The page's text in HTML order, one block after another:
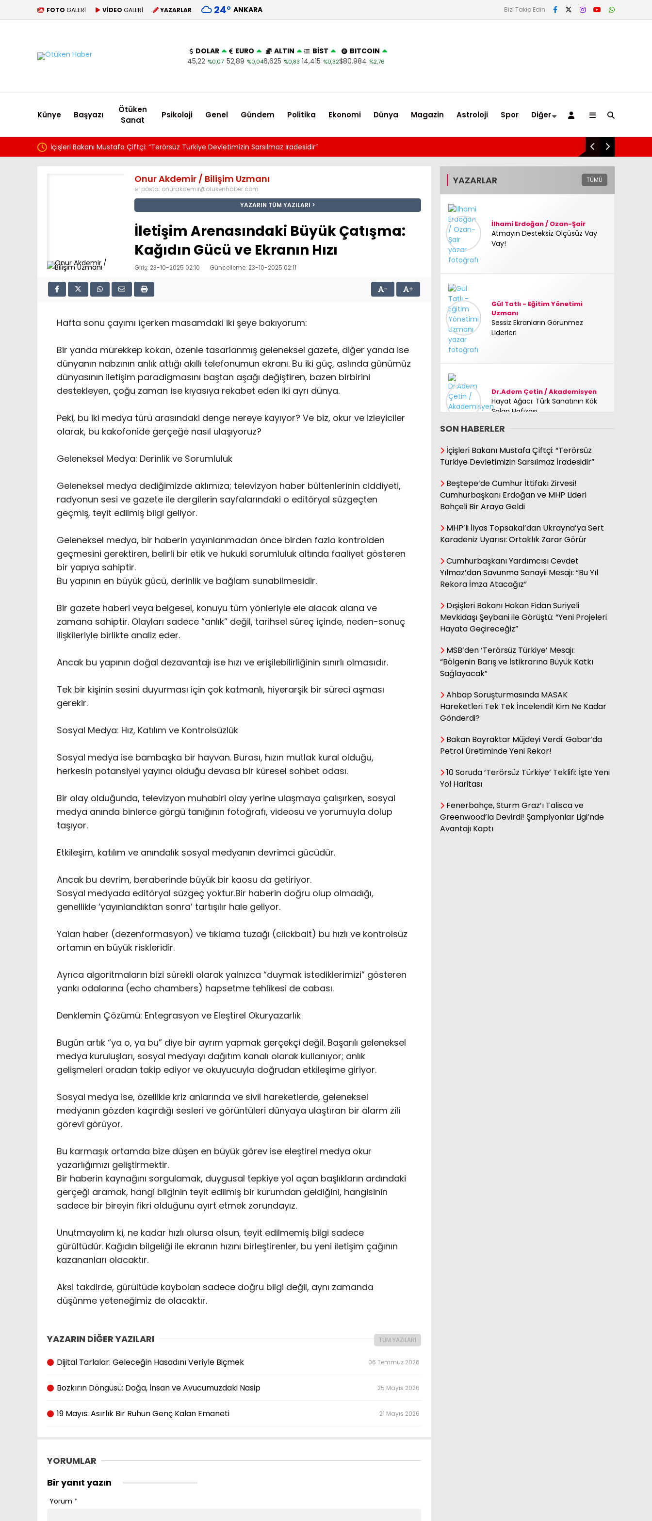
FOTO GALERİ VİDEO GALERİ YAZARLAR 24° ANKARA Bizi Takip Edin
DOLAR
45,22 %0,07
EURO
52,89 %0,04
ALTIN
6,625 %0,83
BİST
14,415 %0,32
BITCOIN
$80.984 %2,76
Künye Başyazı
Ötüken
Sanat
Psikoloji Genel Gündem Politika Ekonomi Dünya Magazin Astroloji Spor Diğer
Çiftçi: “Terörsüz Türkiye Devletimizin Sarsılmaz İradesidir” Beştepe’de Cumhur İttifakı Zirvesi! Cumhurbaşkanı Erdoğan ve MHP
Onur Akdemir / Bilişim Uzmanı
e-posta: onurakdemir@otukenhaber.com
YAZARIN TÜM YAZILARI
‎İletişim Arenasındaki Büyük Çatışma:
Kağıdın Gücü ve Ekranın Hızı
Giriş: 23-10-2025 02:10 Güncelleme: 23-10-2025 02:11
- +
‎Hafta sonu çayımı içerken masamdaki iki şeye bakıyorum:
Bir yanda mürekkep kokan, özenle tasarlanmış geleneksel gazete, diğer yanda ise
dünyanın nabzının anlık attığı akıllı telefonumun ekranı. Bu iki güç, aslında günümüz
dünyasının iletişim paradigmasını baştan aşağı değiştiren, bazen birbirini
destekleyen, çoğu zaman ise kıyasıya rekabet eden iki ayrı dünya.
Peki, bu iki medya türü arasındaki denge nereye kayıyor? Ve biz, okur ve izleyiciler
olarak, bu kakofonide gerçeğe nasıl ulaşıyoruz?
‎Geleneksel Medya: Derinlik ve Sorumluluk
Geleneksel medya dediğimizde aklımıza; televizyon haber bültenlerinin ciddiyeti,
radyonun sesi ve gazete ile dergilerin sayfalarındaki o editöryal süzgeçten
geçmiş, teyit edilmiş bilgi geliyor.
Geleneksel medya, bir haberin yayınlanmadan önce birden fazla kontrolden
geçmesini gerektiren, belirli bir etik ve hukuki sorumluluk altında faaliyet gösteren
bir yapıya sahiptir.
‎Bu yapının en büyük gücü, derinlik ve bağlam sunabilmesidir.
Bir gazete haberi veya belgesel, konuyu tüm yönleriyle ele alacak alana ve
zamana sahiptir. Olayları sadece “anlık” değil, tarihsel süreç içinde, neden-sonuç
ilişkileriyle birlikte analiz eder.
‎Ancak bu yapının doğal dezavantajı ise hızı ve erişilebilirliğinin sınırlı olmasıdır.
Tek bir kişinin sesini duyurması için çok katmanlı, hiyerarşik bir süreci aşması
gerekir.
‎Sosyal Medya: Hız, Katılım ve Kontrolsüzlük
‎Sosyal medya ise bambaşka bir hayvan. Burası, hızın mutlak kural olduğu,
herkesin potansiyel yayıncı olduğu devasa bir küresel sohbet odası.
Bir olay olduğunda, televizyon muhabiri olay yerine ulaşmaya çalışırken, sosyal
medya anında binlerce görgü tanığının fotoğrafı, videosu ve yorumuyla dolup
taşıyor.
Etkileşim, katılım ve anındalık sosyal medyanın devrimci gücüdür.
‎Ancak bu devrim, beraberinde büyük bir kaosu da getiriyor.
‎Sosyal medyada editöryal süzgeç yoktur.Bir haberin doğru olup olmadığı,
genellikle ‘yayınlandıktan sonra’ tartışılır hale geliyor.
‎Yalan haber (dezenformasyon) ve tıklama tuzağı (clickbait) bu hızlı ve kontrolsüz
ortamın en büyük riskleridir.
‎Ayrıca algoritmaların bizi sürekli olarak yalnızca “duymak istediklerimizi” gösteren
yankı odalarına (echo chambers) hapsetme tehlikesi de cabası.
‎Denklemin Çözümü: Entegrasyon ve Eleştirel Okuryazarlık
‎Bugün artık “ya o, ya bu” diye bir ayrım yapmak gerçekçi değil. Başarılı geleneksel
medya kuruluşları, sosyal medyayı dağıtım kanalı olarak kullanıyor; anlık
gelişmeleri oradan takip ediyor ve okuyucuyla doğrudan etkileşime giriyor.
Sosyal medya ise, özellikle kriz anlarında ve sivil hareketlerde, geleneksel
medyanın gözden kaçırdığı sesleri ve görüntüleri dünyaya ulaştıran bir alarm zili
görevi görüyor.
‎Bu karmaşık ortamda bize düşen en büyük görev ise eleştirel medya okur
yazarlığımızı geliştirmektir.
‎Bir haberin kaynağını sorgulamak, duygusal tepkiye yol açan başlıkların ardındaki
gerçeği aramak, hangi bilginin teyit edilmiş bir kurumdan geldiğini, hangisinin
sadece bir bireyin fikri olduğunu ayırt etmek zorundayız.
‎Unutmayalım ki, ne kadar hızlı olursa olsun, teyit edilmemiş bilgi sadece
gürültüdür. Kağıdın bilgeliği ile ekranın hızını birleştirenler, bu yeni iletişim çağının
kazananları olacaktır.
Aksi takdirde, gürültüde kaybolan sadece doğru bilgi değil, aynı zamanda
düşünme yeteneğimiz de olacaktır.
YAZARIN DİĞER YAZILARI TÜM YAZILARI
Dijital Tarlalar: Geleceğin Hasadını Veriyle Biçmek 06 Temmuz 2026
Bozkırın Döngüsü: Doğa, İnsan ve Avucumuzdaki Nasip 25 Mayıs 2026
19 Mayıs: Asırlık Bir Ruhun Genç Kalan Emaneti 21 Mayıs 2026
YORUMLAR
Bir yanıt yazın
Yorum *
YAZARLAR TÜMÜ
İlhami Erdoğan / Ozan-Şair
Atmayın Desteksiz Ölçüsüz Vay
Vay!
Gül Tatlı - Eğitim Yönetimi
Uzmanı
Sessiz Ekranların Görünmez
Liderleri
Dr.Adem Çetin / Akademisyen
Hayat Ağacı: Türk Sanatının Kök
Salan Hafızası
Ece Cantürk / Yazar
Yetişmeyen Çay Nasıl "Türk Çayı"
Dr. Bayram Şahin /
Akademisyen
Sedanter Yaşam ve Obezite
İlişkisi
Diyetisyen Nida Ekin Tombul /
Yazar
Açık Büfe Tuzağına Düşmeden
Tatilin Keyfini Çıkarın
Murat Can Çetinkaya / Uzman
İnsan Neden “Kötü de Olsa Sonuç
Belli Olsun” İster?
Alperen Varol / Halk
Bilimci,Yazar
Topal Asker’in Aynasından
Miraç Özmen /
Araştırmacı,Yazar
Küçük Bir Çocuğa Koca Bir Dünya
SON HABERLER
İçişleri Bakanı Mustafa Çiftçi: “Terörsüz
Türkiye Devletimizin Sarsılmaz İradesidir”
Beştepe’de Cumhur İttifakı Zirvesi!
Cumhurbaşkanı Erdoğan ve MHP Lideri
Bahçeli Bir Araya Geldi
MHP’li İlyas Topsakal’dan Ukrayna’ya Sert
Karadeniz Uyarısı: Ortaklık Zarar Görür
Cumhurbaşkanı Yardımcısı Cevdet
Yılmaz’dan Savunma Sanayii Mesajı: “Bu Yıl
Rekora İmza Atacağız”
Dışişleri Bakanı Hakan Fidan Suriyeli
Mevkidaşı Şeybani ile Görüştü: “Yeni Projeleri
Hayata Geçireceğiz”
MSB’den ‘Terörsüz Türkiye’ Mesajı:
“Bölgenin Barış ve İstikrarına Büyük Katkı
Sağlayacak”
Ahbap Soruşturmasında MASAK
Hareketleri Tek Tek İncelendi! Kim Ne Kadar
Gönderdi?
Bakan Bayraktar Müjdeyi Verdi: Gabar’da
Petrol Üretiminde Yeni Rekor!
10 Soruda ‘Terörsüz Türkiye’ Teklifi: İşte Yeni
Yol Haritası
Fenerbahçe, Sturm Graz’ı Talisca ve
Greenwood’la Devirdi! Şampiyonlar Ligi’nde
Avantajı Kaptı